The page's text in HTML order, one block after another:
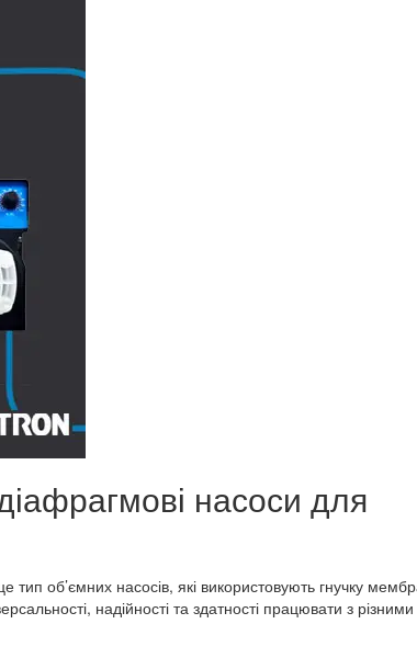
насоси для
тип об’ємних насосів, які використовують гнучку
надійності та здатності працювати з